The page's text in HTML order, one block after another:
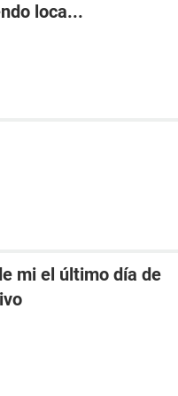
loca...
mi el último día de